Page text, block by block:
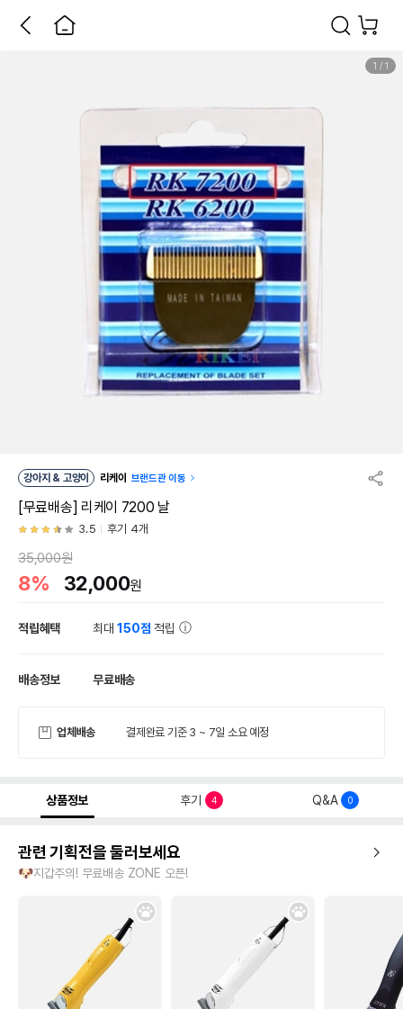
1 / 1
강아지 & 고양이 리케이 브랜드관 이동
[무료배송] 리케이 7200 날
3.5 후기 4개
35,000원
8% 32,000원
적립혜택 최대150점 적립
배송정보 무료배송
업체배송 결제완료 기준 3 ~ 7일 소요 예정
상품정보 후기 4 Q&A 0
관련 기획전을 둘러보세요
🐶지갑주의! 무료배송 ZONE 오픈!